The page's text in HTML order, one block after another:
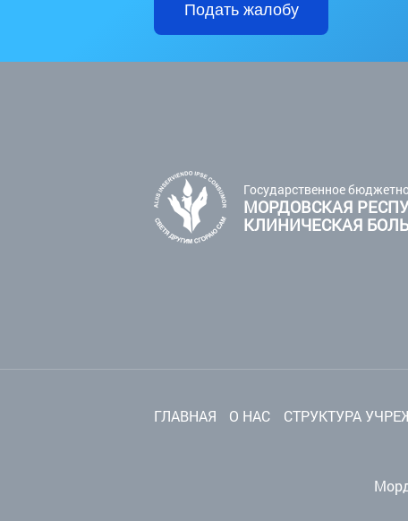
Подать жалобу
Государственное
МОРДОВСКАЯ
КЛИНИЧЕСКАЯ
ГЛАВНАЯ О НАС СТРУКТУРА